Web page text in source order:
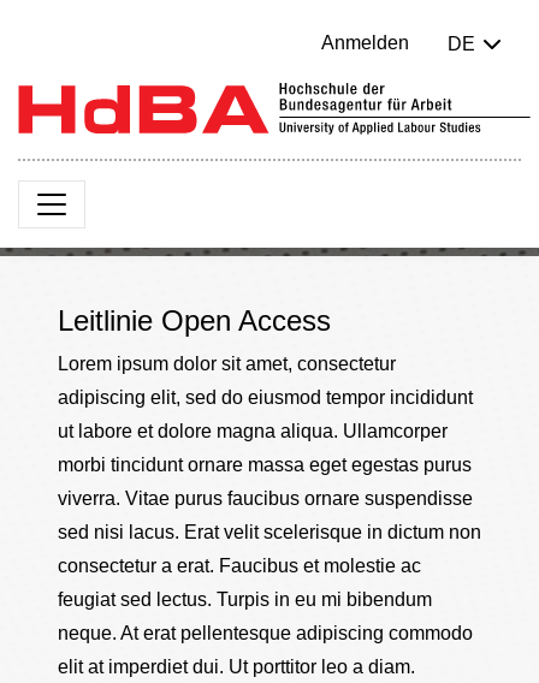
Anmelden DE
Leitlinie Open Access
Lorem ipsum dolor sit amet, consectetur
adipiscing elit, sed do eiusmod tempor incididunt
ut labore et dolore magna aliqua. Ullamcorper
morbi tincidunt ornare massa eget egestas purus
viverra. Vitae purus faucibus ornare suspendisse
sed nisi lacus. Erat velit scelerisque in dictum non
consectetur a erat. Faucibus et molestie ac
feugiat sed lectus. Turpis in eu mi bibendum
neque. At erat pellentesque adipiscing commodo
elit at imperdiet dui. Ut porttitor leo a diam.